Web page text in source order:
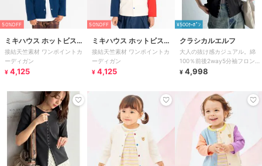
50%OFF
ミキハウス ホットビスケ
ッツ
接結天竺素材 ワンポイントカ
ーディガン
¥ 4,125
50%OFF
ミキハウス ホットビスケ
ッツ
接結天竺素材 ワンポイントカ
ーディガン
¥ 4,125
¥500ｸｰﾎﾟﾝ
クラシカルエルフ
大人の抜け感カジュアル。綿
100％前後2way5分袖フロント
ホックカーディガンリブトップ
¥ 4,998